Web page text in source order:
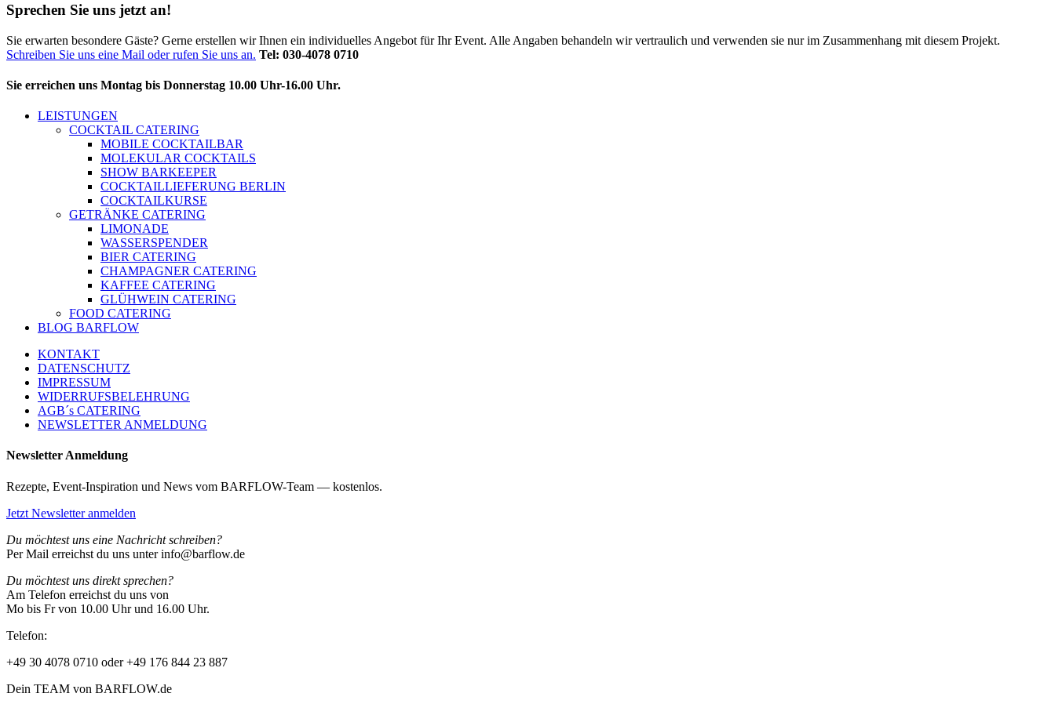
Sprechen Sie uns jetzt an!
Sie erwarten besondere Gäste? Gerne erstellen wir Ihnen ein individuelles Angebot für Ihr Event. Alle Angaben behandeln wir vertraulich und verwenden sie nur im Zusammenhang mit diesem Projekt.
Schreiben Sie uns eine Mail oder rufen Sie uns an. Tel: 030-4078 0710
Sie erreichen uns Montag bis Donnerstag 10.00 Uhr-16.00 Uhr.
LEISTUNGEN
COCKTAIL CATERING
MOBILE COCKTAILBAR
MOLEKULAR COCKTAILS
SHOW BARKEEPER
COCKTAILLIEFERUNG BERLIN
COCKTAILKURSE
GETRÄNKE CATERING
LIMONADE
WASSERSPENDER
BIER CATERING
CHAMPAGNER CATERING
KAFFEE CATERING
GLÜHWEIN CATERING
FOOD CATERING
BLOG BARFLOW
KONTAKT
DATENSCHUTZ
IMPRESSUM
WIDERRUFSBELEHRUNG
AGB´s CATERING
NEWSLETTER ANMELDUNG
Newsletter Anmeldung
Rezepte, Event-Inspiration und News vom BARFLOW-Team — kostenlos.
Jetzt Newsletter anmelden
Du möchtest uns eine Nachricht schreiben?
Per Mail erreichst du uns unter info@barflow.de
Du möchtest uns direkt sprechen?
Am Telefon erreichst du uns von
Mo bis Fr von 10.00 Uhr und 16.00 Uhr.
Telefon:
+49 30 4078 0710 oder +49 176 844 23 887
Dein TEAM von BARFLOW.de